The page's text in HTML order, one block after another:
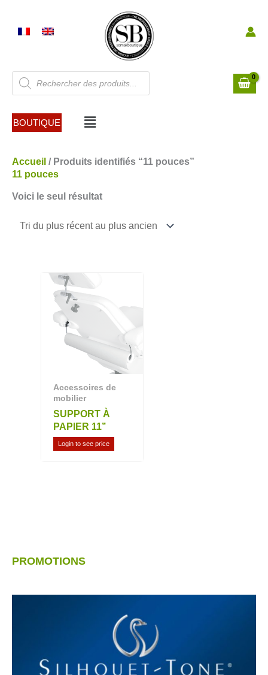
contenu
Recherche
de
produits
BOUTIQUE Menu
PROMOTIONS
Accueil / Produits identifiés “11 pouces”
11 pouces
Voici le seul résultat
Accessoires de
mobilier
SUPPORT À
PAPIER 11’’
Login to see price